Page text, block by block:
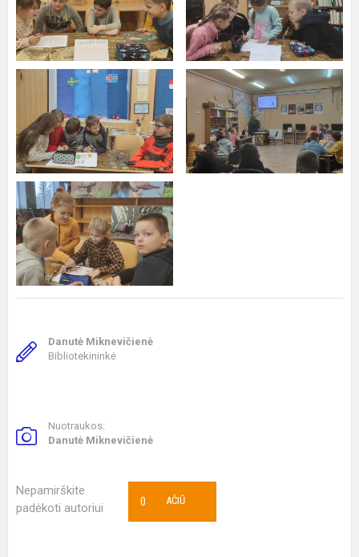
Danutė Miknevičienė
Bibliotekininkė
Nuotraukos:
Danutė Miknevičienė
Nepamirškite
padėkoti autoriui
AČIŪ
0